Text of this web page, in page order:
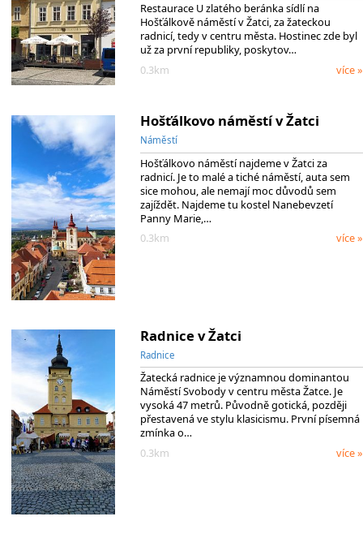
Restaurace U zlatého beránka sídlí na
Hošťálkově náměstí v Žatci, za žateckou
radnicí, tedy v centru města. Hostinec zde byl
už za první republiky, poskytov…
0.3km
více »
Hošťálkovo náměstí v Žatci
Náměstí
Hošťálkovo náměstí najdeme v Žatci za
radnicí. Je to malé a tiché náměstí, auta sem
sice mohou, ale nemají moc důvodů sem
zajíždět. Najdeme tu kostel Nanebevzetí
Panny Marie,…
0.3km
více »
Radnice v Žatci
Radnice
Žatecká radnice je významnou dominantou
Náměstí Svobody v centru města Žatce. Je
vysoká 47 metrů. Původně gotická, později
přestavená ve stylu klasicismu. První písemná
zmínka o…
0.3km
více »